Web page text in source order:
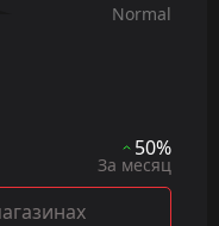
Normal
50%
За месяц